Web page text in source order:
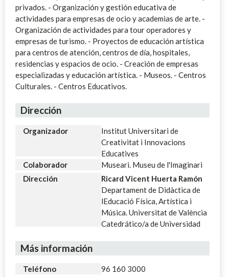
privados. - Organización y gestión educativa de
actividades para empresas de ocio y academias de arte. -
Organización de actividades para tour operadores y
empresas de turismo. - Proyectos de educación artística
para centros de atención, centros de día, hospitales,
residencias y espacios de ocio. - Creación de empresas
especializadas y educación artística. - Museos. - Centros
Culturales. - Centros Educativos.
Dirección
Organizador
Institut Universitari de
Creativitat i Innovacions
Educatives
Colaborador
Museari. Museu de l'Imaginari
Dirección
Ricard Vicent Huerta Ramón
Departament de Didàctica de
lEducació Física, Artística i
Música. Universitat de València
Catedrático/a de Universidad
Más información
Teléfono
96 160 3000